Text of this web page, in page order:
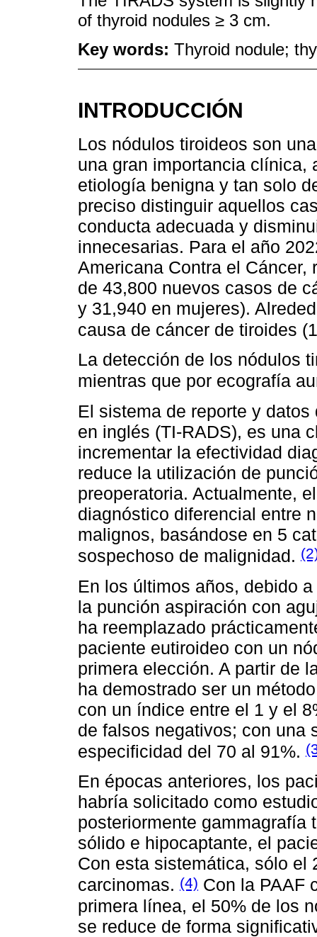
of thyroid nodules ≥ 3 cm.
Key words: Thyroid nodule;
INTRODUCCIÓN
Los nódulos tiroideos son
una gran importancia clínica,
etiología benigna y tan solo
preciso distinguir aquellos
conducta adecuada y
innecesarias. Para el año
Americana Contra el Cáncer,
de 43,800 nuevos casos de
y 31,940 en mujeres).
causa de cáncer de tiroides
La detección de los nódulos
mientras que por ecografía
El sistema de reporte y
en inglés (TI-RADS), es una
incrementar la efectividad
reduce la utilización de
preoperatoria. Actualmente,
diagnóstico diferencial entre
malignos, basándose en 5
sospechoso de malignidad.
En los últimos años, debido
la punción aspiración con
ha reemplazado
paciente eutiroideo con un
primera elección. A partir de
ha demostrado ser un
con un índice entre el 1 y el
de falsos negativos; con una
especificidad del 70 al 91%.
En épocas anteriores, los
habría solicitado como
posteriormente gammagrafía
sólido e hipocaptante, el
Con esta sistemática, sólo el
carcinomas. (4) Con la PAAF
primera línea, el 50% de los
se reduce de forma